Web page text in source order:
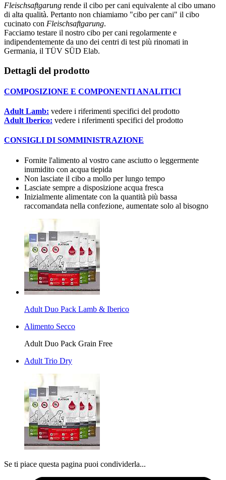
Fleischsaftgarung rende il cibo per cani equivalente al cibo umano
di alta qualità. Pertanto non chiamiamo "cibo per cani" il cibo
cucinato con Fleischsaftgarung.
Facciamo testare il nostro cibo per cani regolarmente e
indipendentemente da uno dei centri di test più rinomati in
Germania, il TÜV SÜD Elab.
Dettagli del prodotto
COMPOSIZIONE E COMPONENTI ANALITICI
Adult Lamb: vedere i riferimenti specifici del prodotto
Adult Iberico: vedere i riferimenti specifici del prodotto
CONSIGLI DI SOMMINISTRAZIONE
Fornite l'alimento al vostro cane asciutto o leggermente
inumidito con acqua tiepida
Non lasciate il cibo a mollo per lungo tempo
Lasciate sempre a disposizione acqua fresca
Inizialmente alimentate con la quantità più bassa
raccomandata nella confezione, aumentate solo al bisogno
Adult Duo Pack Lamb & Iberico
Alimento Secco
Adult Duo Pack Grain Free
Adult Trio Dry
Se ti piace questa pagina puoi condividerla...